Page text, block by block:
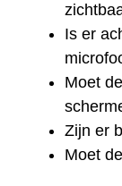
Is er
Moet
Zijn er
Moet